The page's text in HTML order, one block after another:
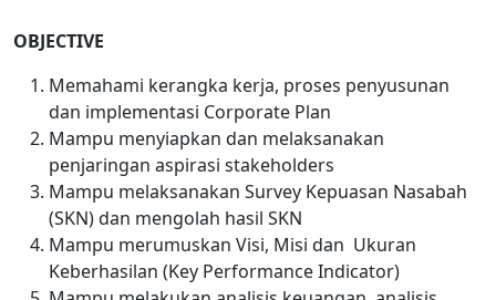
OBJECTIVE
Memahami kerangka kerja, proses penyusunan
dan implementasi Corporate Plan
Mampu menyiapkan dan melaksanakan
penjaringan aspirasi stakeholders
Mampu melaksanakan Survey Kepuasan Nasabah
(SKN) dan mengolah hasil SKN
Mampu merumuskan Visi, Misi dan Ukuran
Keberhasilan (Key Performance Indicator)